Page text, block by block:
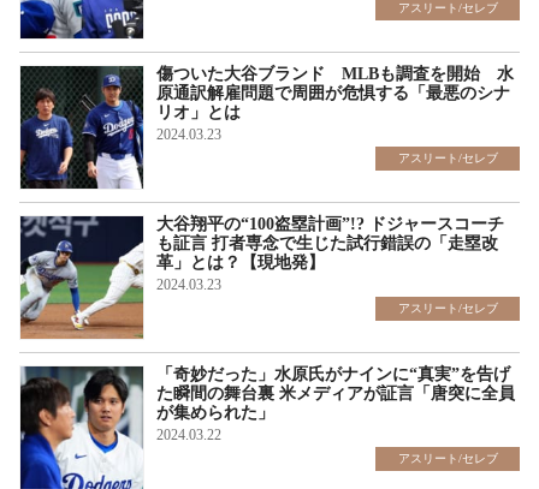
アスリート/セレブ
傷ついた大谷ブランド MLBも調査を開始 水
原通訳解雇問題で周囲が危惧する「最悪のシナ
リオ」とは
2024.03.23
アスリート/セレブ
大谷翔平の“100盗塁計画”!? ドジャースコーチ
も証言 打者専念で生じた試行錯誤の「走塁改
革」とは？【現地発】
2024.03.23
アスリート/セレブ
「奇妙だった」水原氏がナインに“真実”を告げ
た瞬間の舞台裏 米メディアが証言「唐突に全員
が集められた」
2024.03.22
アスリート/セレブ